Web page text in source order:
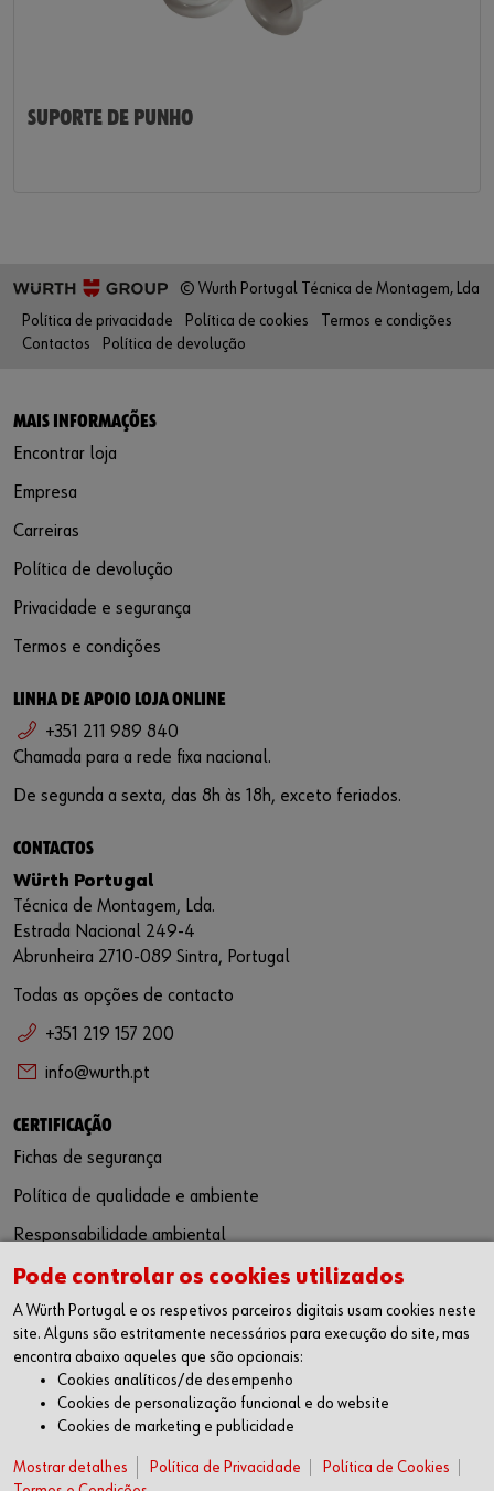
SUPORTE DE PUNHO
© Wurth Portugal Técnica de Montagem, Lda
Política de privacidade
Política de cookies
Termos e condições
Contactos
Política de devolução
MAIS INFORMAÇÕES
Encontrar loja
Empresa
Carreiras
Política de devolução
Privacidade e segurança
Termos e condições
LINHA DE APOIO LOJA ONLINE
+351 211 989 840
Chamada para a rede fixa nacional.
De segunda a sexta, das 8h às 18h, exceto feriados.
CONTACTOS
Würth Portugal
Técnica de Montagem, Lda.
Estrada Nacional 249-4
Abrunheira 2710-089 Sintra, Portugal
Todas as opções de contacto
+351 219 157 200
info@wurth.pt
CERTIFICAÇÃO
Fichas de segurança
Política de qualidade e ambiente
Responsabilidade ambiental
SIGA-NOS
Facebook
Instagram
LinkedIn
Youtube
WÜRTH APP
Google Android
Pode controlar os cookies utilizados
A Würth Portugal e os respetivos parceiros digitais usam cookies neste
site. Alguns são estritamente necessários para execução do site, mas
encontra abaixo aqueles que são opcionais:
Cookies analíticos/de desempenho
Cookies de personalização funcional e do website
Cookies de marketing e publicidade
Mostrar detalhes Política de Privacidade
Política de Cookies